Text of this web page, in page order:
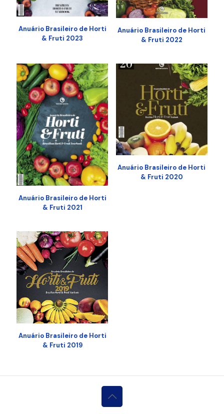
Anuário Brasileiro de Horti
& Fruti 2023
Anuário Brasileiro de Horti
& Fruti 2022
Anuário Brasileiro de Horti
& Fruti 2021
Anuário Brasileiro de Horti
& Fruti 2020
Anuário Brasileiro de Horti
& Fruti 2019